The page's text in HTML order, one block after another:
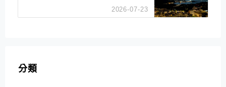
2026-07-23
分類